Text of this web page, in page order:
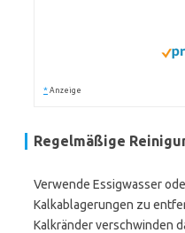
* Anzeige
Regelmäßige
Verwende Essigwasser
Kalkablagerungen zu
Kalkränder verschwinden